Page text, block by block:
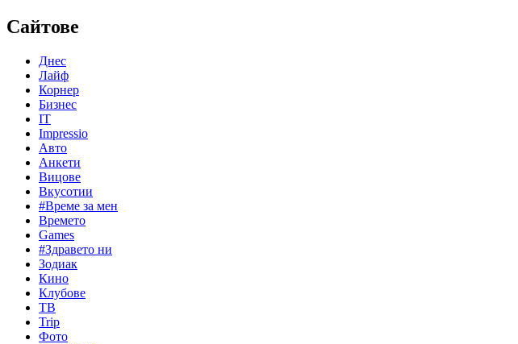
Сайтове
Днес
Лайф
Корнер
Бизнес
IT
Impressio
Авто
Анкети
Вицове
Вкусотии
#Време за мен
Времето
Games
#Здравето ни
Зодиак
Кино
Клубове
ТВ
Trip
Фото